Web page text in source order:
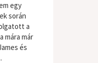
egy
során
a
mára már
és